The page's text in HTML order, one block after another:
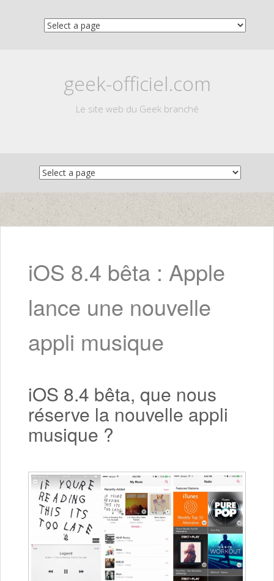
geek-officiel.com
Le site web du Geek branché
content
iOS 8.4 bêta : Apple
lance une nouvelle
appli musique
iOS 8.4 bêta, que nous
réserve la nouvelle appli
musique ?